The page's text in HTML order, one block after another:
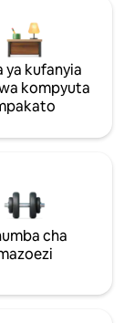
ya kufanyia
kompyuta
cha